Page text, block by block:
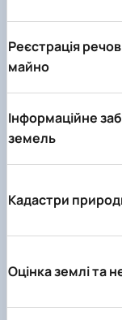
Реєстрація
майно
Інформаційне
земель
Кадастри
Оцінка землі та